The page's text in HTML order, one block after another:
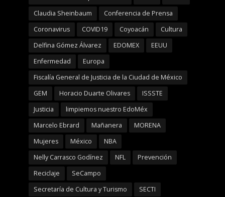
Claudia Sheinbaum
Conferencia de Prensa
Coronavirus
COVID19 Coyoacán
Cultura
Delfina Gómez Álvarez
EDOMEX
EEUU
Enfermedad
Europa
Fiscalía General de Justicia de la Ciudad de México
GEM
Horacio Duarte Olivares
ISSSTE
Justicia
limpiemos nuestro EdoMéx
Marcelo Ebrard
Mañanera
MORENA
Mujeres
México
NBA
Nelly Carrasco Godínez
NFL
Prevención
Reciclaje
SeCampo
Secretaría de Cultura y Turismo
SECTI